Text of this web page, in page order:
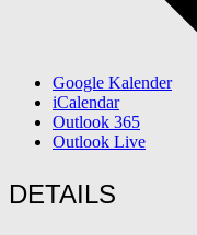
Google Kalender
iCalendar
Outlook 365
Outlook Live
DETAILS